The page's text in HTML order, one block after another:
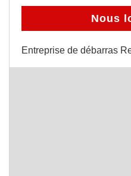
Nous
Entreprise de débarras